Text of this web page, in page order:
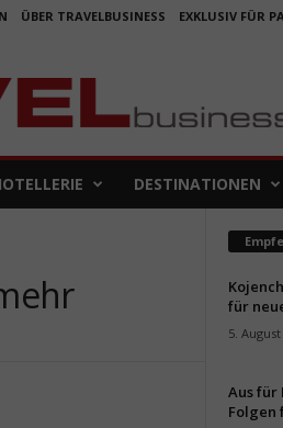
ÜBER TRAVELBUSINESS EXKLUSIV FÜR
DESTINATIONEN
für
5. August
Aus für
Folgen